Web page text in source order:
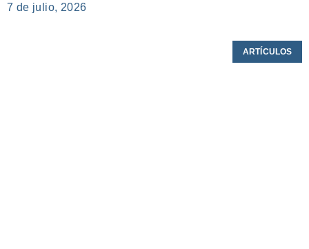
7 de julio, 2026
ARTÍCULOS